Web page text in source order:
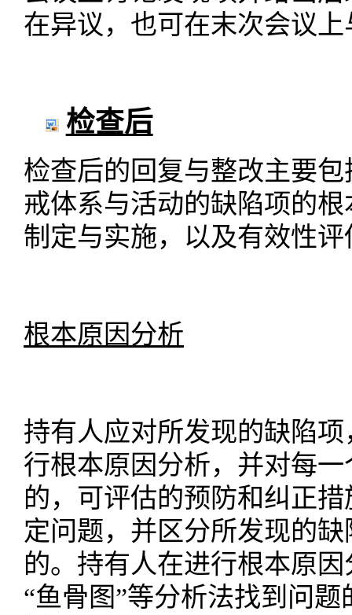
在异议，也可在末次会议
检查后
检查后的回复与整改主要
戒体系与活动的缺陷项的
制定与实施，以及有效性评
根本原因分析
持有人应对所发现的缺陷
行根本原因分析，并对每
的，可评估的预防和纠正
定问题，并区分所发现的
的。持有人在进行根本原
“鱼骨图”等分析法找到问